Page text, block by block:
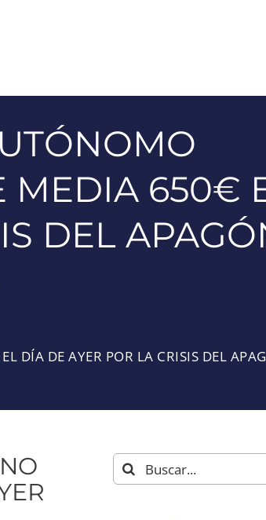
MEDIA 650€
DEL
DÍA DE AYER POR LA CRISIS DEL
Buscar: